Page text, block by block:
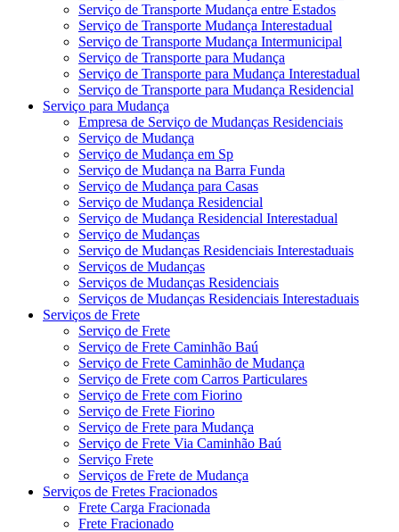
Serviço de Transporte Mudança entre Estados
Serviço de Transporte Mudança Interestadual
Serviço de Transporte Mudança Intermunicipal
Serviço de Transporte para Mudança
Serviço de Transporte para Mudança Interestadual
Serviço de Transporte para Mudança Residencial
Serviço para Mudança
Empresa de Serviço de Mudanças Residenciais
Serviço de Mudança
Serviço de Mudança em Sp
Serviço de Mudança na Barra Funda
Serviço de Mudança para Casas
Serviço de Mudança Residencial
Serviço de Mudança Residencial Interestadual
Serviço de Mudanças
Serviço de Mudanças Residenciais Interestaduais
Serviços de Mudanças
Serviços de Mudanças Residenciais
Serviços de Mudanças Residenciais Interestaduais
Serviços de Frete
Serviço de Frete
Serviço de Frete Caminhão Baú
Serviço de Frete Caminhão de Mudança
Serviço de Frete com Carros Particulares
Serviço de Frete com Fiorino
Serviço de Frete Fiorino
Serviço de Frete para Mudança
Serviço de Frete Via Caminhão Baú
Serviço Frete
Serviços de Frete de Mudança
Serviços de Fretes Fracionados
Frete Carga Fracionada
Frete Fracionado